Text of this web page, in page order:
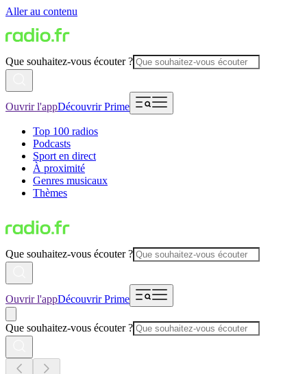
Aller au contenu
Que souhaitez-vous écouter ?
Ouvrir l'appDécouvrir Prime
Top 100 radios
Podcasts
Sport en direct
À proximité
Genres musicaux
Thèmes
Que souhaitez-vous écouter ?
Ouvrir l'appDécouvrir Prime
Que souhaitez-vous écouter ?